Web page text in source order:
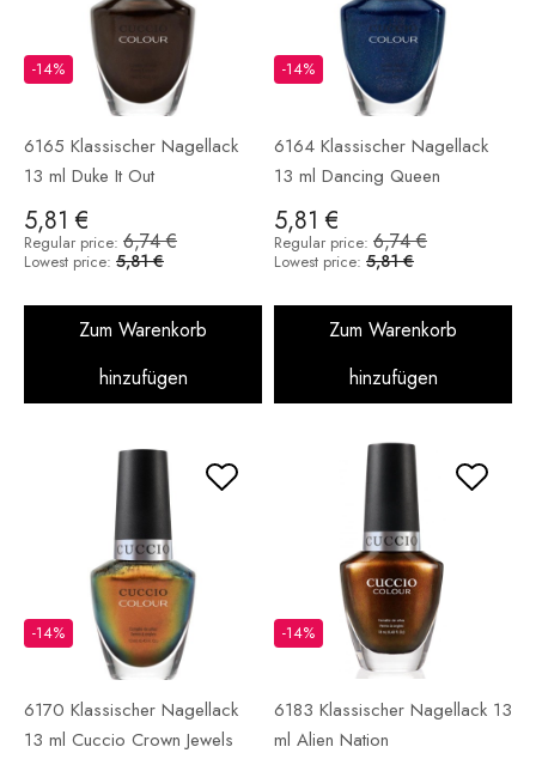
6165 Klassischer Nagellack
13 ml Duke It Out
5,81 €
-14%
Regular price: 6,74 €
Lowest price: 5,81 €
Zum Warenkorb
hinzufügen
6164 Klassischer Nagellack
13 ml Dancing Queen
5,81 €
-14%
Regular price: 6,74 €
Lowest price: 5,81 €
Zum Warenkorb
hinzufügen
6170 Klassischer Nagellack
13 ml Cuccio Crown Jewels
-14%
6183 Klassischer Nagellack 13
ml Alien Nation
-14%